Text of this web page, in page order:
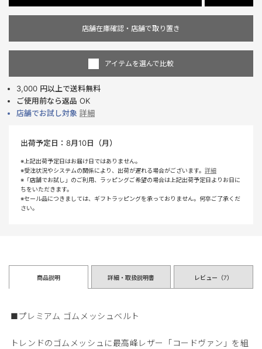
店舗在庫確認・店舗で取り置き
アイテムを選んで比較
3,000 円以上で送料無料
ご使用前なら返品 OK
店舗でお試し対象 詳細
出荷予定日： 8月10日（月）
※上記出荷予定日はお届け日ではありません。
※受注状況やシステムの関係により、出荷が遅れる場合がございます。 詳細
※「店舗でお試し」のご利用、ラッピングご希望の場合は上記出荷予定日よりお日に
ちをいただきます。
※セール品につきましては、ギフトラッピングを承っておりません。何卒ご了承くだ
さい。
商品説明 詳細・取扱説明書 レビュー（7）
■プレミアム ゴムメッシュベルト
トレンドのゴムメッシュに最高峰レザー「コードヴァン」を組